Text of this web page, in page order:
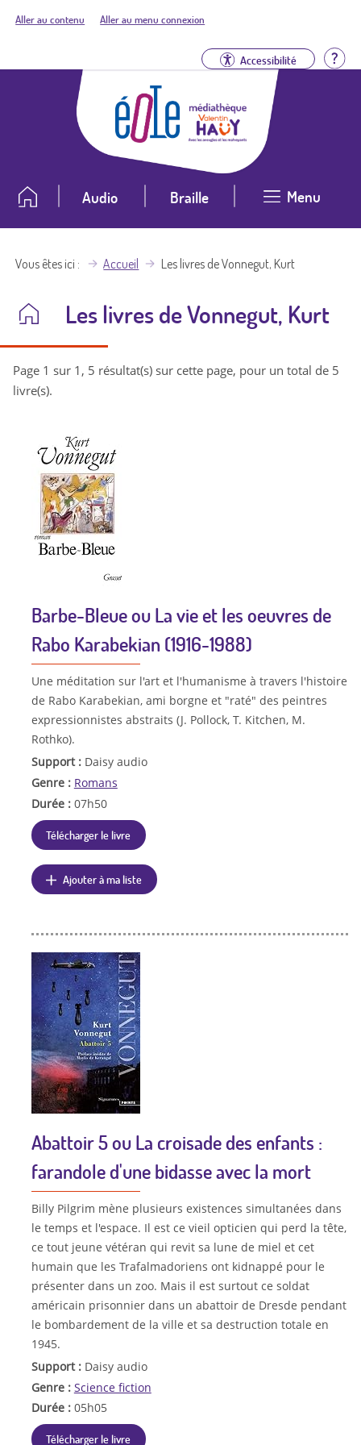
Aller au contenu Aller au menu connexion
Accessibilité
Audio Braille Menu
Vous êtes ici Accueil Les livres de Vonnegut, Kurt
Les livres de Vonnegut, Kurt
Page 1 sur 1, 5 résultat(s) sur cette page, pour un total de 5
livre(s).
Barbe-Bleue ou La vie et les oeuvres de
Rabo Karabekian (1916-1988)
Une méditation sur l'art et l'humanisme à travers l'histoire
de Rabo Karabekian, ami borgne et "raté" des peintres
expressionnistes abstraits (J. Pollock, T. Kitchen, M.
Rothko).
Support : Daisy audio
Genre : Romans
Durée : 07h50
Télécharger le livre
Ajouter à ma liste
Abattoir 5 ou La croisade des enfants :
farandole d'une bidasse avec la mort
Billy Pilgrim mène plusieurs existences simultanées dans
le temps et l'espace. Il est ce vieil opticien qui perd la tête,
ce tout jeune vétéran qui revit sa lune de miel et cet
humain que les Trafalmadoriens ont kidnappé pour le
présenter dans un zoo. Mais il est surtout ce soldat
américain prisonnier dans un abattoir de Dresde pendant
le bombardement de la ville et sa destruction totale en
1945.
Support : Daisy audio
Genre : Science fiction
Durée : 05h05
Télécharger le livre